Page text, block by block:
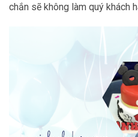
chắn sẽ không làm quý khách